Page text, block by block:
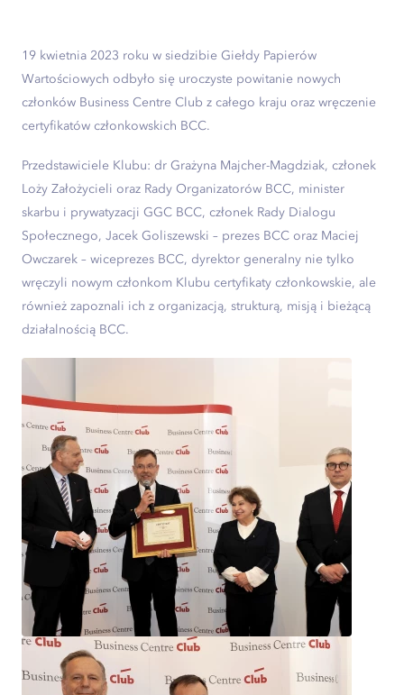
19 kwietnia 2023 roku w siedzibie Giełdy Papierów
Wartościowych odbyło się uroczyste powitanie nowych
członków Business Centre Club z całego kraju oraz wręczenie
certyfikatów członkowskich BCC.
Przedstawiciele Klubu: dr Grażyna Majcher-Magdziak, członek
Loży Założycieli oraz Rady Organizatorów BCC, minister
skarbu i prywatyzacji GGC BCC, członek Rady Dialogu
Społecznego, Jacek Goliszewski – prezes BCC oraz Maciej
Owczarek – wiceprezes BCC, dyrektor generalny nie tylko
wręczyli nowym członkom Klubu certyfikaty członkowskie, ale
również zapoznali ich z organizacją, strukturą, misją i bieżącą
działalnością BCC.